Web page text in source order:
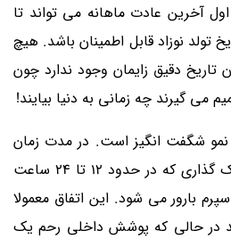
از روز اول آخرین عادت ماهانه می تواند تا
تولد نوزاد قابل اطمینان باشد. هیچ
دقیق زایمان وجود ندارد چون
می گیرند چه زمانی به دنیا بیایند!
شگفت انگیز است. در مدت زمان
بسیار کوتاهی پس از تخمک گذاری که در حدود 12 تا 24 ساعت
بارور می شود. این اتفاق معمولا
در حالی که پوشش داخلی رحم یک